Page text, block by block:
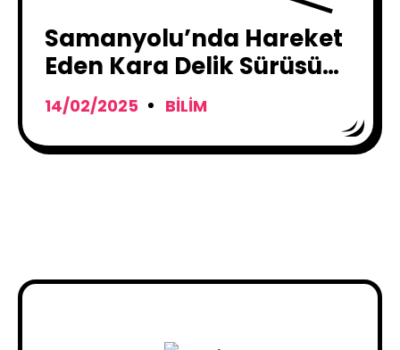
Samanyolu’nda Hareket
Eden Kara Delik Sürüsü
Keşfedildi !
14/02/2025 BILIM